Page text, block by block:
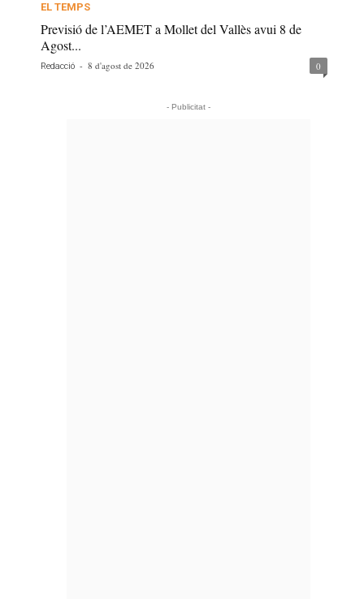
EL TEMPS
Previsió de l’AEMET a Mollet del Vallès avui 8 de
Agost...
Redacció - 8 d'agost de 2026 0
- Publicitat -